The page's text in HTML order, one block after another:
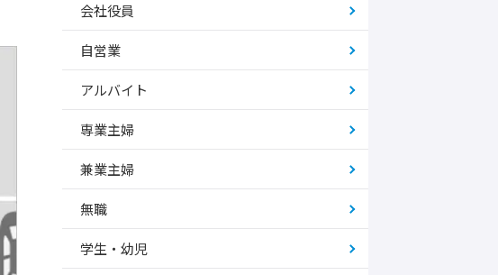
会社役員
自営業
アルバイト
専業主婦
兼業主婦
無職
学生・幼児